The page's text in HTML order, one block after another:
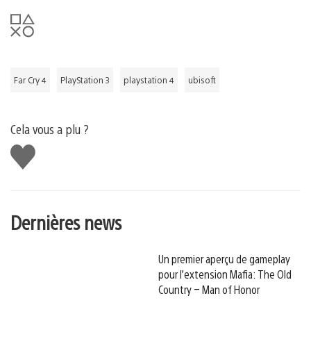
Far Cry 4 PlayStation 3 playstation 4 ubisoft
Cela vous a plu ?
J'aime
Dernières news
Un premier aperçu de gameplay
pour l’extension Mafia: The Old
Country – Man of Honor